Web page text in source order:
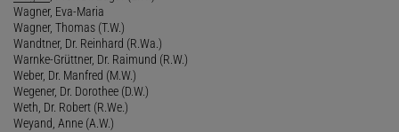
Wagner, Eva-Maria
Wagner, Thomas (T.W.)
Wandtner, Dr. Reinhard (R.Wa.)
Warnke-Grüttner, Dr. Raimund (R.W.)
Weber, Dr. Manfred (M.W.)
Wegener, Dr. Dorothee (D.W.)
Weth, Dr. Robert (R.We.)
Weyand, Anne (A.W.)